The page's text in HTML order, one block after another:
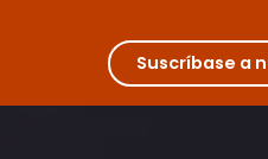
Suscríbase a